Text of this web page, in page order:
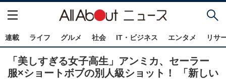
連載 ライフ グルメ 社会 IT・ビジネス エンタメ リサ
「美しすぎる女子高生」アンミカ、セーラー
服×ショートボブの別人級ショット！ 「新しい